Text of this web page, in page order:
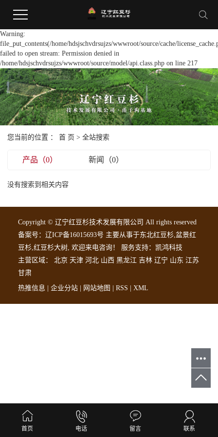
Warning:
file_put_contents(/home/hdsjschvdrsujzs/wwwroot/source/cache/
failed to open stream: Permission denied in
/home/hdsjschvdrsujzs/wwwroot/source/model/api.class.php on line 217
您当前的位置 ： 首 页 > 全站搜索
产品（0） 新闻（0）
没有搜索到相关内容
Copyright © 辽宁红豆杉技术发展有限公司 All rights reserved
备案号：辽ICP备16015693号 主要从事于东北红豆杉 ,盆景红
豆杉 ,红豆杉大树 , 欢迎来电咨询！ 服务支持： 凯鸿科技
主营区域：北京 天津 河北 山西 黑龙江 吉林 辽宁 山东 江苏
甘肃
热推信息 |企业分站 网站地图 |RSS XML
首页 电话 留言 联系